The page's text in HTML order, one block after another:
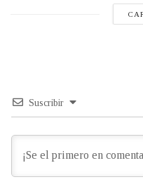
Suscribir